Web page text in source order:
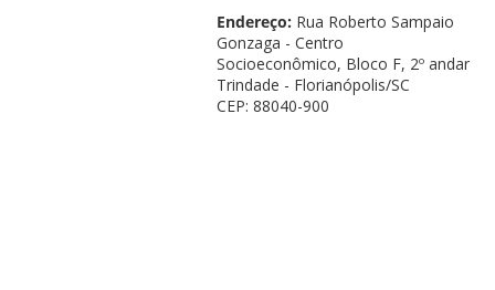
Endereço: Rua Roberto Sampaio
Gonzaga - Centro
Socioeconômico, Bloco F, 2º andar
Trindade - Florianópolis/SC
CEP: 88040-900